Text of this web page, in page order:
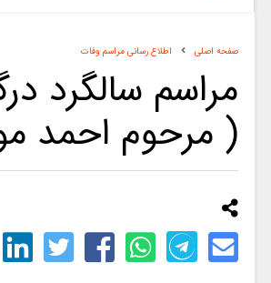
صفحه اصلی اطلاع رسانی مراسم وفات
مراسم سالگرد
( مرحوم احمد